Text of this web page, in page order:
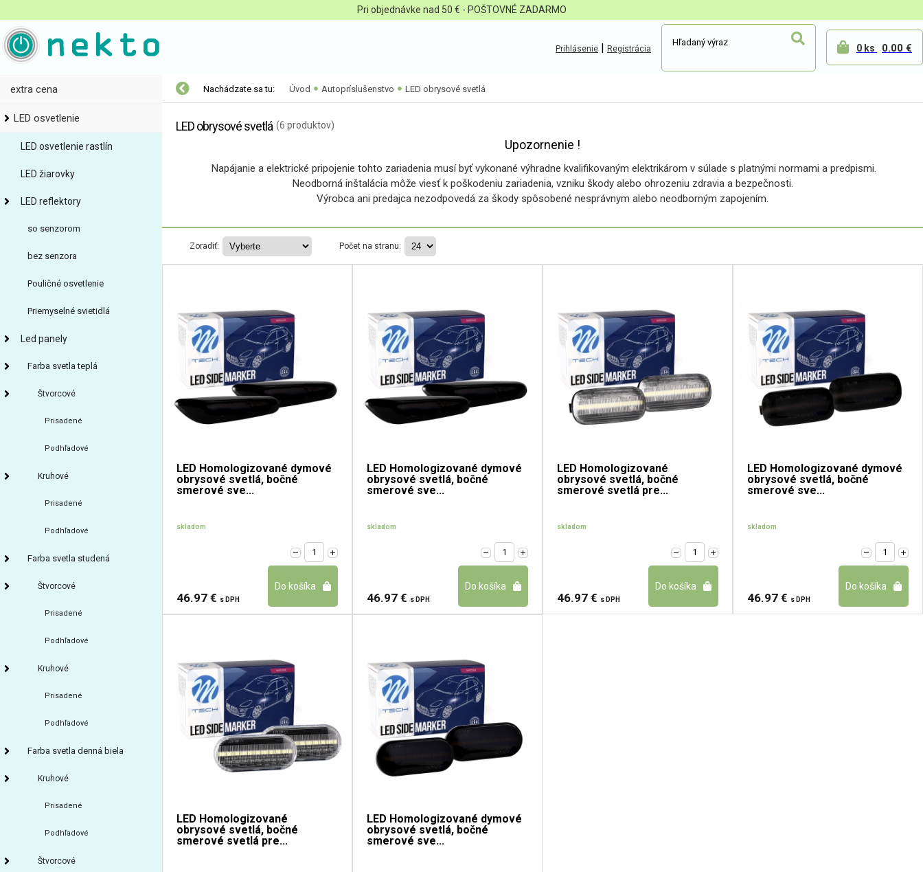
Pri objednávke nad 50 € - POŠTOVNÉ ZADARMO
Prihlásenie | Registrácia 0 ks 0.00 €
extra cena
LED osvetlenie
LED osvetlenie rastlín
LED žiarovky
LED reflektory
so senzorom
bez senzora
Pouličné osvetlenie
Priemyselné svietidlá
Led panely
Farba svetla teplá
Štvorcové
Prisadené
Podhľadové
Kruhové
Prisadené
Podhľadové
Farba svetla studená
Štvorcové
Prisadené
Podhľadové
Kruhové
Prisadené
Podhľadové
Farba svetla denná biela
Kruhové
Prisadené
Podhľadové
Štvorcové
Nachádzate sa tu: Úvod Autopríslušenstvo LED obrysové svetlá
LED obrysové svetlá (6 produktov)
Upozornenie !
Napájanie a elektrické pripojenie tohto zariadenia musí byť vykonané výhradne kvalifikovaným elektrikárom v súlade s platnými normami a predpismi.
Neodborná inštalácia môže viesť k poškodeniu zariadenia, vzniku škody alebo ohrozeniu zdravia a bezpečnosti.
Výrobca ani predajca nezodpovedá za škody spôsobené nesprávnym alebo neodborným zapojením.
Zoradiť: Počet na stranu:
LED Homologizované dymové
obrysové svetlá, bočné
smerové sve...
skladom
46.97 € s DPH
LED Homologizované dymové
obrysové svetlá, bočné
smerové sve...
skladom
46.97 € s DPH
LED Homologizované
obrysové svetlá, bočné
smerové svetlá pre...
skladom
46.97 € s DPH
LED Homologizované dymové
obrysové svetlá, bočné
smerové sve...
skladom
46.97 € s DPH
LED Homologizované
obrysové svetlá, bočné
smerové svetlá pre...
LED Homologizované dymové
obrysové svetlá, bočné
smerové sve...